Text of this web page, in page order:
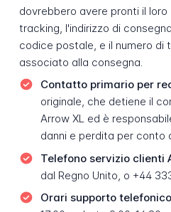
dovrebbero avere pronti il
tracking, l'indirizzo di
codice postale, e il numero di
associato alla consegna.
Contatto primario per
originale, che detiene il
Arrow XL ed è
danni e perdita per conto
Telefono servizio clienti
dal Regno Unito, o +44
Orari supporto